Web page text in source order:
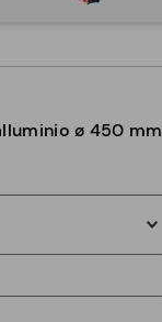
ø 450 mm